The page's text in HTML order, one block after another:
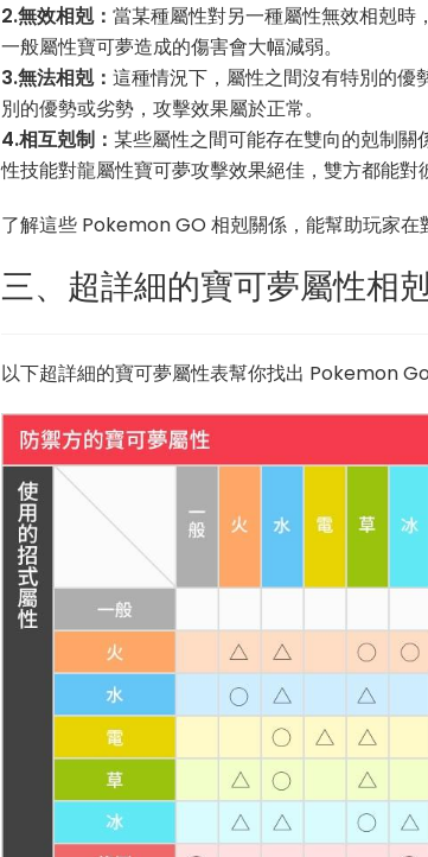
2.無效相剋： 當某種屬性對另一種屬性無效相剋時
一般屬性寶可夢造成的傷害會大幅減弱。
3.無法相剋： 這種情況下，屬性之間沒有特別的優
別的優勢或劣勢，攻擊效果屬於正常。
4.相互剋制： 某些屬性之間可能存在雙向的剋制
性技能對龍屬性寶可夢攻擊效果絕佳，雙方都能對
了解這些 Pokemon GO 相剋關係，能幫助玩家在
三、超詳細的寶可夢屬性相
以下超詳細的寶可夢屬性表幫你找出 Pokemon